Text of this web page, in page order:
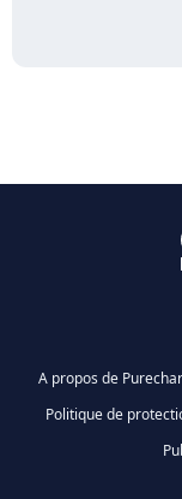
A propos de
Politique de